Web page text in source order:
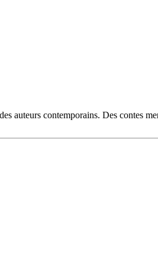
auteurs contemporains. Des contes